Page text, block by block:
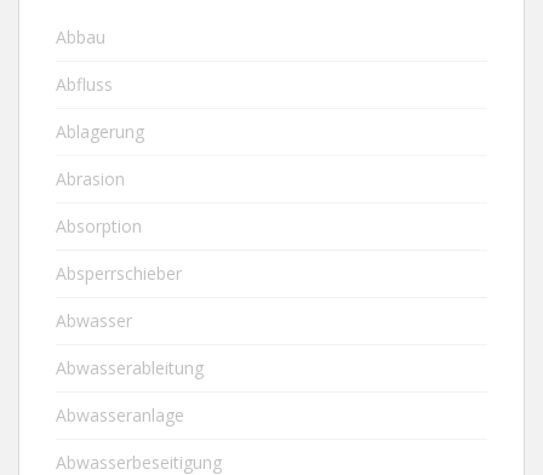
Abbau
Abfluss
Ablagerung
Abrasion
Absorption
Absperrschieber
Abwasser
Abwasserableitung
Abwasseranlage
Abwasserbeseitigung